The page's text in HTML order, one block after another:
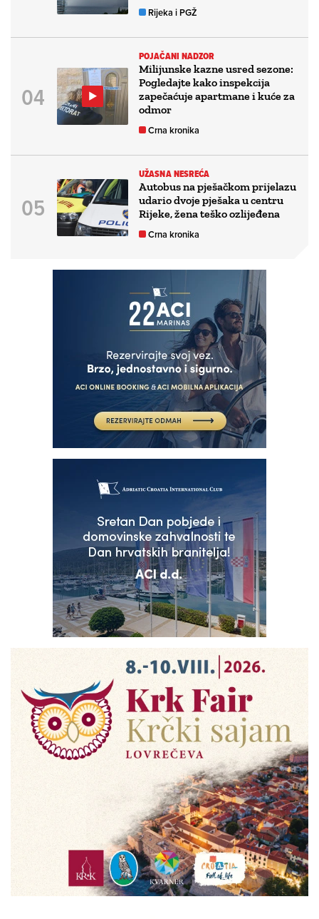
Rijeka i PGŽ
POJAČANI NADZOR
Milijunske kazne usred sezone:
Pogledajte kako inspekcija
zapečaćuje apartmane i kuće za
odmor
Crna kronika
UŽASNA NESREĆA
Autobus na pješačkom prijelazu
udario dvoje pješaka u centru
Rijeke, žena teško ozlijeđena
Crna kronika